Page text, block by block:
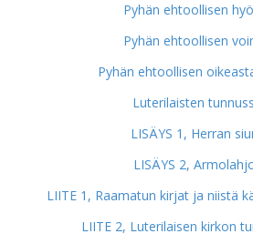
Pyhän ehtoollisen
Pyhän ehtoollisen
Pyhän ehtoollisen
Luterilaisten
LISÄYS 1, Herran
LISÄYS 2,
LIITE 1, Raamatun kirjat ja niistä
LIITE 2, Luterilaisen kirkon